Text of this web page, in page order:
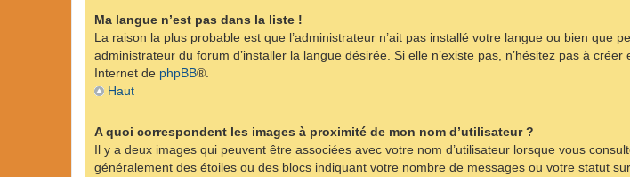
Ma langue n’est pas dans la liste !
La raison la plus probable est que l’administrateur n’ait pas installé votre langue ou bien que
administrateur du forum d’installer la langue désirée. Si elle n’existe pas, n’hésitez pas à
Internet de phpBB®.
Haut
A quoi correspondent les images à proximité de mon nom d’utilisateur ?
Il y a deux images qui peuvent être associées avec votre nom d’utilisateur lorsque vous
généralement des étoiles ou des blocs indiquant votre nombre de messages ou votre statut